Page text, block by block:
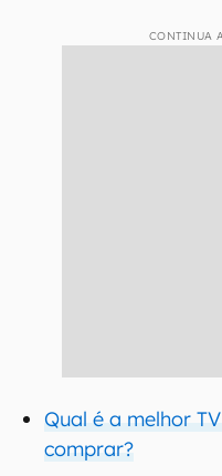
CONTINUA
Qual é a melhor
comprar?